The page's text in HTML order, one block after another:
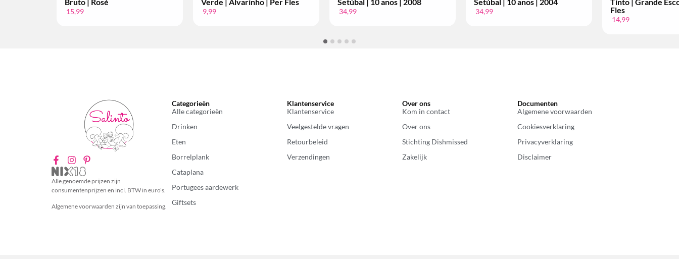
Bruto | Rosé
15,99
Verde | Alvarinho | Per Fles
9,99
Setúbal | 10 anos | 2008
34,99
Setúbal | 10 anos | 2004
34,99
Tinto | Grande
Fles
14,99
Alle genoemde prijzen zijn
consumentenprijzen en incl. BTW in euro’s.
Algemene voorwaarden zijn van toepassing.
Categorieën
Alle categorieën
Drinken
Eten
Borrelplank
Cataplana
Portugees aardewerk
Giftsets
Klantenservice
Klantenservice
Veelgestelde vragen
Retourbeleid
Verzendingen
Over ons
Kom in contact
Over ons
Stichting Dishmissed
Zakelijk
Documenten
Algemene voorwaarden
Cookiesverklaring
Privacyverklaring
Disclaimer